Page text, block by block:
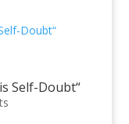
Self-Doubt“